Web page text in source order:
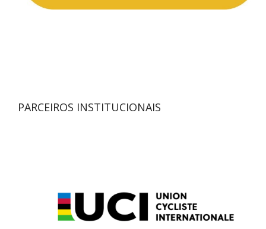
PARCEIROS INSTITUCIONAIS